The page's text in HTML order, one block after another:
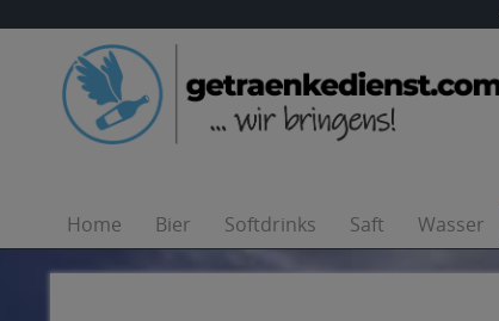
Home Bier Softdrinks Saft Wasser